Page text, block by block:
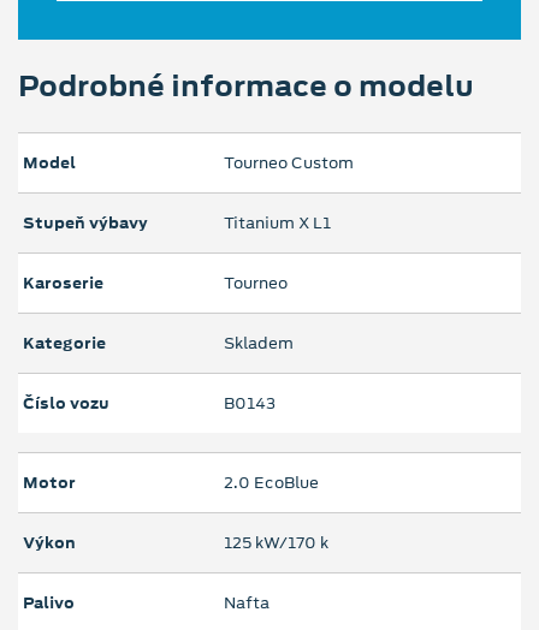
Podrobné informace o modelu
Model Tourneo Custom
Stupeň výbavy Titanium X L1
Karoserie Tourneo
Kategorie Skladem
Číslo vozu B0143
Motor 2.0 EcoBlue
Výkon 125 kW/170 k
Palivo Nafta